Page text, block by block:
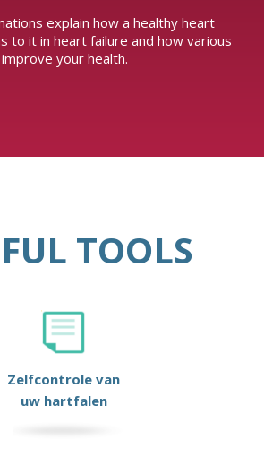
explain how a healthy heart
to it in heart failure and how various
your health.
TOOLS
Zelfcontrole van
uw hartfalen